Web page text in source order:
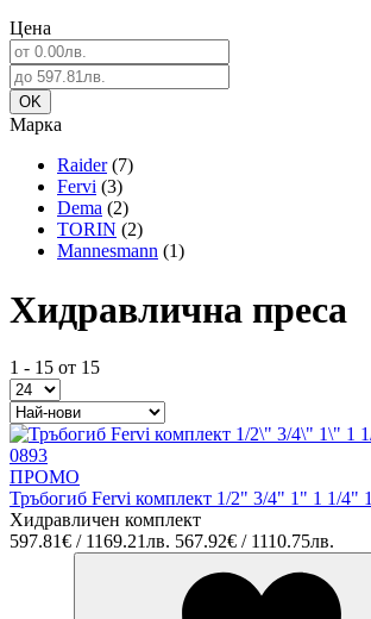
Цена
Марка
Raider (7)
Fervi (3)
Dema (2)
TORIN (2)
Mannesmann (1)
Хидравлична преса
1 - 15 от 15
ПРОМО
Тръбогиб Fervi комплект 1/2" 3/4" 1" 1 1/4"
Хидравличен комплект
597.81€ / 1169.21лв. 567.92€ / 1110.75лв.